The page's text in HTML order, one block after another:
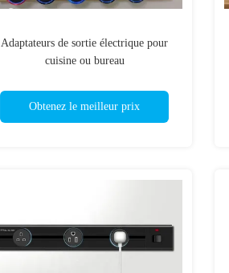
Adaptateurs de sortie électrique pour
cuisine ou bureau
Obtenez le meilleur prix